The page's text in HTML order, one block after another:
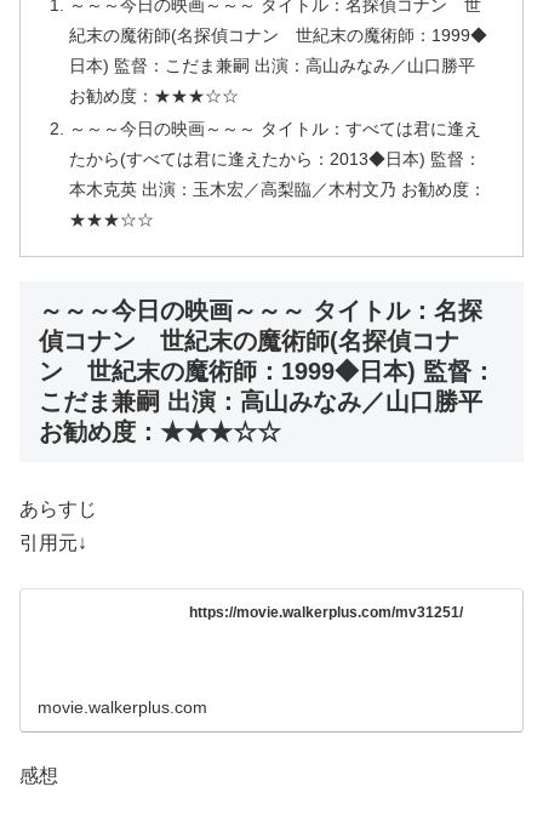
～～～今日の映画～～～ タイトル：名探偵コナン 世
紀末の魔術師(名探偵コナン 世紀末の魔術師：1999◆
日本) 監督：こだま兼嗣 出演：高山みなみ／山口勝平
お勧め度：★★★☆☆
～～～今日の映画～～～ タイトル：すべては君に逢え
たから(すべては君に逢えたから：2013◆日本) 監督：
本木克英 出演：玉木宏／高梨臨／木村文乃 お勧め度：
★★★☆☆
～～～今日の映画～～～ タイトル：名探
偵コナン 世紀末の魔術師(名探偵コナ
ン 世紀末の魔術師：1999◆日本) 監督：
こだま兼嗣 出演：高山みなみ／山口勝平
お勧め度：★★★☆☆
あらすじ
引用元↓
https://movie.walkerplus.com/mv31251/
movie.walkerplus.com
感想